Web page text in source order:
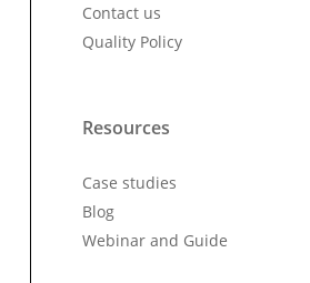
Contact us
Quality Policy
Resources
Case studies
Blog
Webinar and Guide